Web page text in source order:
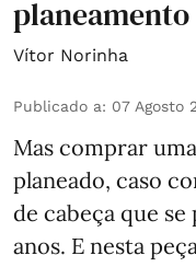
Vítor Norinha
Publicado a: 07 Agosto
Mas comprar
planeado, caso
de cabeça que
anos. E nesta